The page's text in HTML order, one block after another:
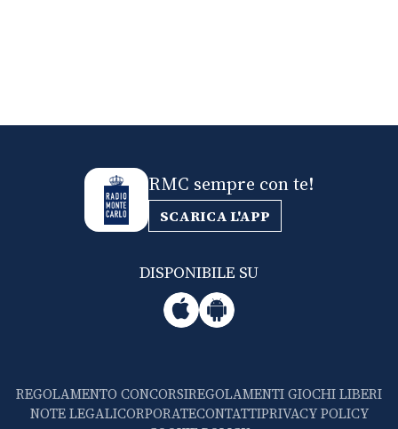
RMC sempre con te!
SCARICA L'APP
DISPONIBILE SU
REGOLAMENTO CONCORSIREGOLAMENTI GIOCHI LIBERI
NOTE LEGALICORPORATECONTATTIPRIVACY POLICY